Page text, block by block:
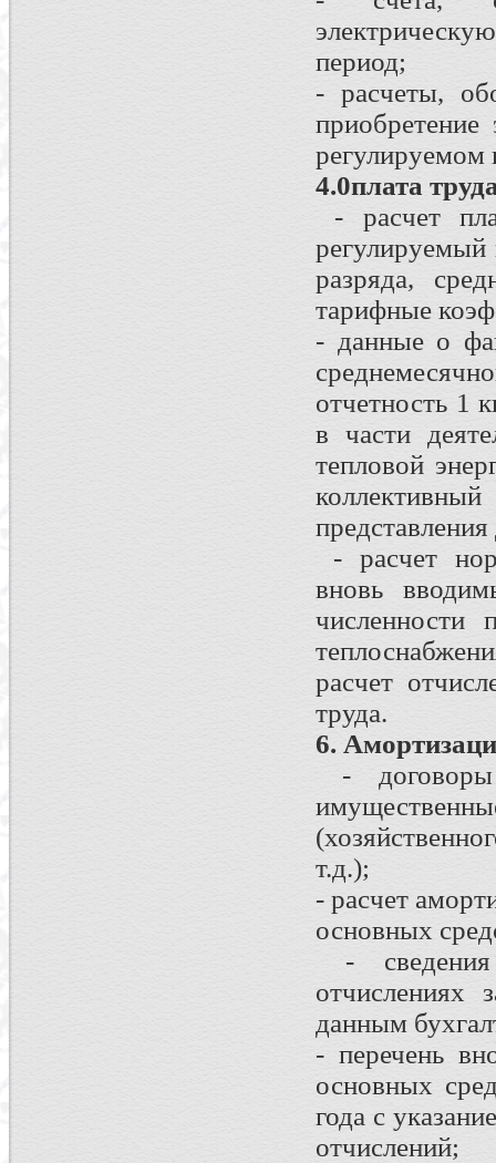
период;
- расчеты,
регулируемом
4.0плата
- расчет
регулируемый
разряда,
тарифные
- данные о
отчетность 1
в части
тепловой
- расчет
вновь
численности
расчет
труда.
6.
- договоры
т.д.);
- расчет
основных
- сведения
отчислениях
данным
- перечень
основных
года с
отчислений;